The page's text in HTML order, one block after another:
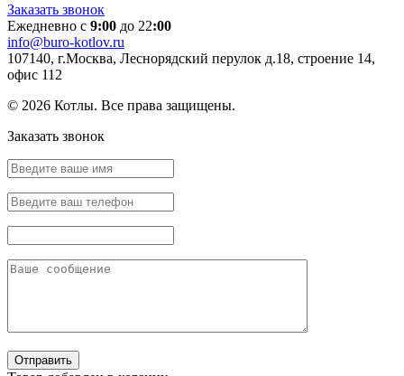
Заказать звонок
Ежедневно с 9:00 до 22:00
info@buro-kotlov.ru
107140, г.Москва, Леснорядский перулок д.18, строение 14,
офис 112
© 2026 Котлы. Все права защищены.
Заказать звонок